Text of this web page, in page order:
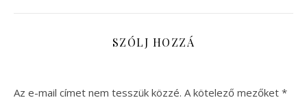
SZÓLJ HOZZÁ
Az e-mail címet nem tesszük közzé. A kötelező mezőket *